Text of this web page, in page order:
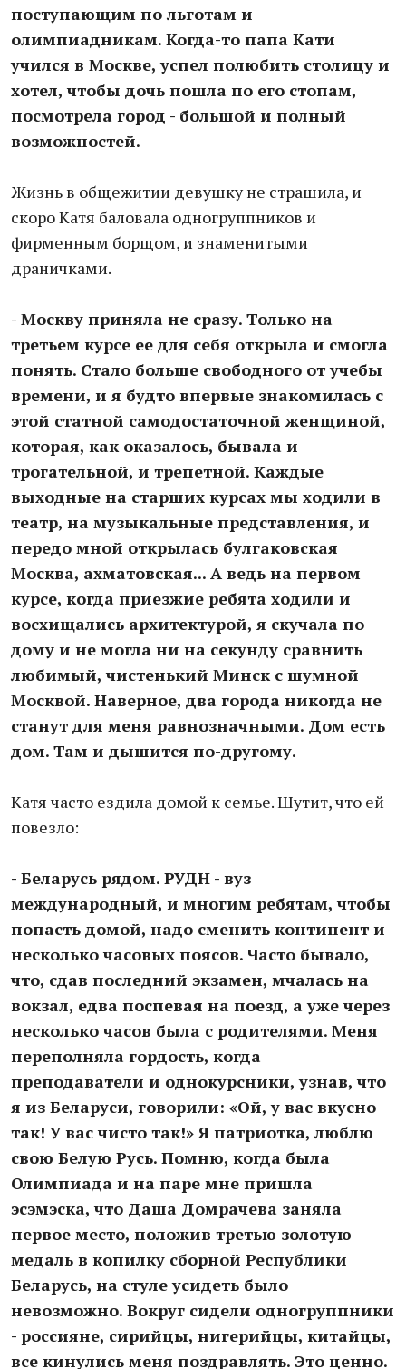
поступающим по льготам и
олимпиадникам. Когда-то папа Кати
учился в Москве, успел полюбить столицу и
хотел, чтобы дочь пошла по его стопам,
посмотрела город - большой и полный
возможностей.
Жизнь в общежитии девушку не страшила, и
скоро Катя баловала одногруппников и
фирменным борщом, и знаменитыми
драничками.
- Москву приняла не сразу. Только на
третьем курсе ее для себя открыла и смогла
понять. Стало больше свободного от учебы
времени, и я будто впервые знакомилась с
этой статной самодостаточной женщиной,
которая, как оказалось, бывала и
трогательной, и трепетной. Каждые
выходные на старших курсах мы ходили в
театр, на музыкальные представления, и
передо мной открылась булгаковская
Москва, ахматовская... А ведь на первом
курсе, когда приезжие ребята ходили и
восхищались архитектурой, я скучала по
дому и не могла ни на секунду сравнить
любимый, чистенький Минск с шумной
Москвой. Наверное, два города никогда не
станут для меня равнозначными. Дом есть
дом. Там и дышится по-другому.
Катя часто ездила домой к семье. Шутит, что ей
повезло:
- Беларусь рядом. РУДН - вуз
международный, и многим ребятам, чтобы
попасть домой, надо сменить континент и
несколько часовых поясов. Часто бывало,
что, сдав последний экзамен, мчалась на
вокзал, едва поспевая на поезд, а уже через
несколько часов была с родителями. Меня
переполняла гордость, когда
преподаватели и однокурсники, узнав, что
я из Беларуси, говорили: «Ой, у вас вкусно
так! У вас чисто так!» Я патриотка, люблю
свою Белую Русь. Помню, когда была
Олимпиада и на паре мне пришла
эсэмэска, что Даша Домрачева заняла
первое место, положив третью золотую
медаль в копилку сборной Республики
Беларусь, на стуле усидеть было
невозможно. Вокруг сидели одногруппники
- россияне, сирийцы, нигерийцы, китайцы,
все кинулись меня поздравлять. Это ценно.